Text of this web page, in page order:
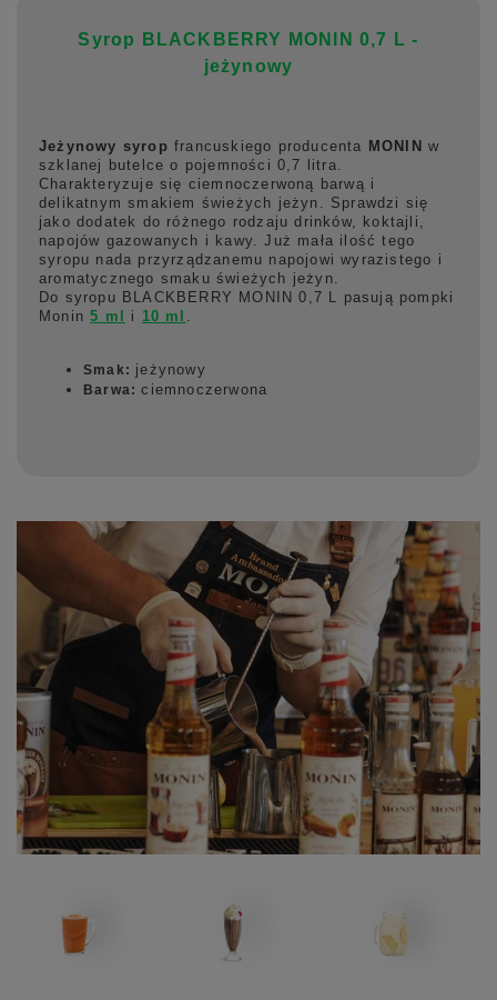
Syrop BLACKBERRY MONIN 0,7 L -
jeżynowy
Jeżynowy syrop francuskiego producenta MONIN w
szklanej butelce o pojemności 0,7 litra.
Charakteryzuje się ciemnoczerwoną barwą i
delikatnym smakiem świeżych jeżyn. Sprawdzi się
jako dodatek do różnego rodzaju drinków, koktajli,
napojów gazowanych i kawy. Już mała ilość tego
syropu nada przyrządzanemu napojowi wyrazistego i
aromatycznego smaku świeżych jeżyn.
Do syropu BLACKBERRY MONIN 0,7 L pasują pompki
Monin5 ml i 10 ml
Smak: jeżynowy
Barwa:ciemnoczerwona